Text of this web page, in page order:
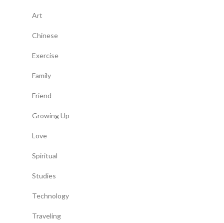
Art
Chinese
Exercise
Family
Friend
Growing Up
Love
Spiritual
Studies
Technology
Traveling